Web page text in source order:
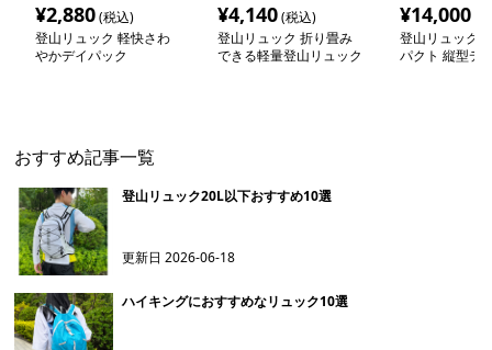
¥2,880(税込)
登山リュック 軽快さわ
やかデイパック
¥4,140(税込)
登山リュック 折り畳み
できる軽量登山リュック
¥14,000
登山リュック
パクト 縦型デ
おすすめ記事一覧
登山リュック20L以下おすすめ10選
更新日2026-06-18
ハイキングにおすすめなリュック10選